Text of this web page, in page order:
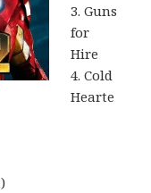
3. Guns
for
Hire
4. Cold
Hearte